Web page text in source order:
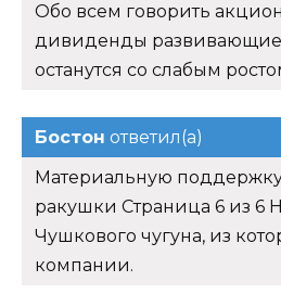
Обо всем говорить
дивиденды
останутся со слабым
Бостон ответил(а)
Материальную
ракушки Страница 6 из 6
Чушкового чугуна, из
компании.